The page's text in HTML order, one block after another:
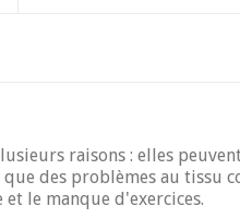
raisons : elles
des problèmes au tissu
le manque d'exercices.